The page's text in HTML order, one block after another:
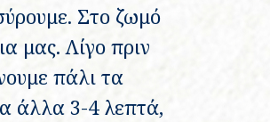
Στο ζωμό
μας. Λίγο πριν
πάλι τα
άλλα 3-4 λεπτά,